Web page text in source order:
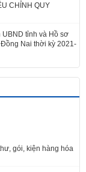
CHỈNH QUY
tỉnh và Hồ sơ
Nai thời kỳ 2021-
gói, kiện hàng hóa